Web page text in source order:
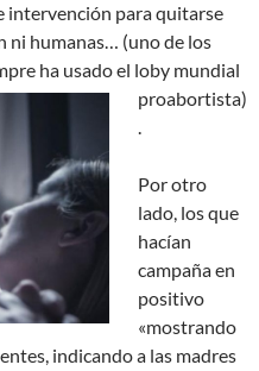
intervención para quitarse
ni humanas… (uno de los
ha usado el loby mundial
proabortista)
.
Por otro
lado, los que
hacían
campaña en
positivo
«mostrando
indicando a las madres